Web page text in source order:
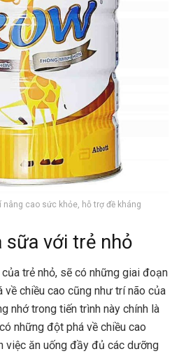
cao sức khỏe, hỗ trợ đề kháng
sữa với trẻ nhỏ
trẻ nhỏ, sẽ có những giai đoạn
chiều cao cũng như trí não của
nhớ trong tiến trình này chính là
những đột phá về chiều cao
việc ăn uống đầy đủ các dưỡng